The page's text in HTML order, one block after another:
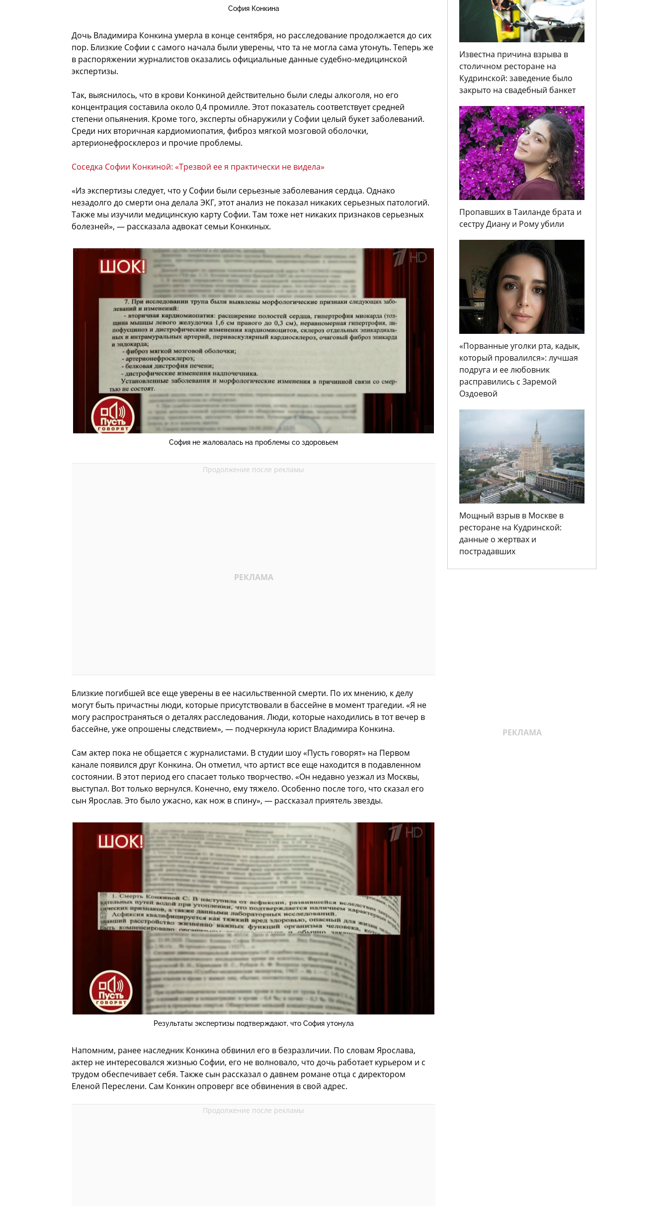
София Конкина
Дочь Владимира Конкина умерла в конце сентября, но расследование продолжается до сих
пор. Близкие Софии с самого начала были уверены, что та не могла сама утонуть. Теперь же
в распоряжении журналистов оказались официальные данные судебно-медицинской
экспертизы.
Так, выяснилось, что в крови Конкиной действительно были следы алкоголя, но его
концентрация составила около 0,4 промилле. Этот показатель соответствует средней
степени опьянения. Кроме того, эксперты обнаружили у Софии целый букет заболеваний.
Среди них вторичная кардиомиопатия, фиброз мягкой мозговой оболочки,
артерионефросклероз и прочие проблемы.
Соседка Софии Конкиной: «Трезвой ее я практически не видела»
«Из экспертизы следует, что у Софии были серьезные заболевания сердца. Однако
незадолго до смерти она делала ЭКГ, этот анализ не показал никаких серьезных патологий.
Также мы изучили медицинскую карту Софии. Там тоже нет никаких признаков серьезных
болезней», — рассказала адвокат семьи Конкиных.
София не жаловалась на проблемы со здоровьем
Близкие погибшей все еще уверены в ее насильственной смерти. По их мнению, к делу
могут быть причастны люди, которые присутствовали в бассейне в момент трагедии. «Я не
могу распространяться о деталях расследования. Люди, которые находились в тот вечер в
бассейне, уже опрошены следствием», — подчеркнула юрист Владимира Конкина.
Сам актер пока не общается с журналистами. В студии шоу «Пусть говорят» на Первом
канале появился друг Конкина. Он отметил, что артист все еще находится в подавленном
состоянии. В этот период его спасает только творчество. «Он недавно уезжал из Москвы,
выступал. Вот только вернулся. Конечно, ему тяжело. Особенно после того, что сказал его
сын Ярослав. Это было ужасно, как нож в спину», — рассказал приятель звезды.
Результаты экспертизы подтверждают, что София утонула
Напомним, ранее наследник Конкина обвинил его в безразличии. По словам Ярослава,
актер не интересовался жизнью Софии, его не волновало, что дочь работает курьером и с
трудом обеспечивает себя. Также сын рассказал о давнем романе отца с директором
Еленой Переслени. Сам Конкин опроверг все обвинения в свой адрес.
Известна причина взрыва в
столичном ресторане на
Кудринской: заведение было
закрыто на свадебный банкет
Пропавших в Таиланде брата и
сестру Диану и Рому убили
«Порванные уголки рта, кадык,
который провалился»: лучшая
подруга и ее любовник
расправились с Заремой
Оздоевой
Мощный взрыв в Москве в
ресторане на Кудринской:
данные о жертвах и
пострадавших